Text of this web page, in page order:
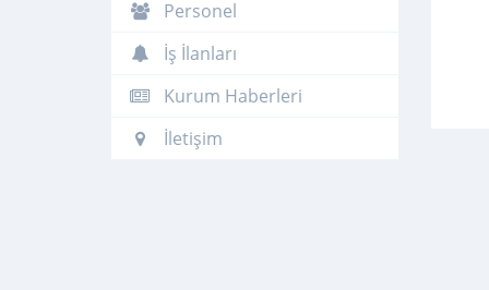
Personel
İş İlanları
Kurum Haberleri
İletişim